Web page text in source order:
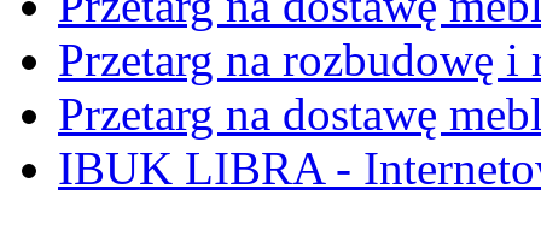
Przetarg na rozbudowę
Przetarg na dostawę
IBUK LIBRA -